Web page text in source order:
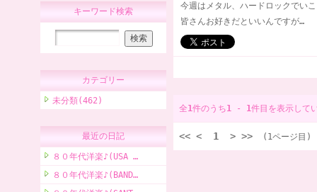
キーワード検索
カテゴリー
未分類(462)
最近の日記
８０年代洋楽♪(USA …
８０年代洋楽♪(BAND…
今週はメタル、ハードロックでい
皆さんお好きだといいんですが…
全1件のうち1 - 1件目を表示して
<< < 1 > >> (1ページ目)